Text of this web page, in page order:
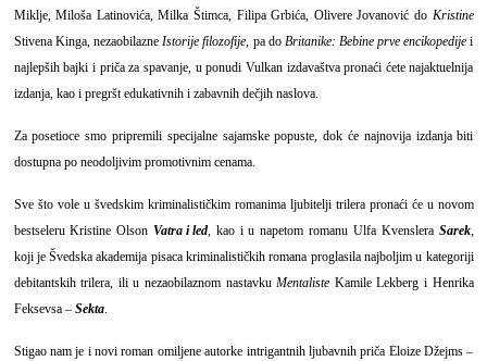
Miklje, Miloša Latinovića, Milka Štimca, Filipa Grbića, Olivere Jovanović do Kristine
Stivena Kinga, nezaobilazneIstorije filozofije, pa do Britanike: Bebine prve encikopedije i
najlepših bajki i priča za spavanje, u ponudi Vulkan izdavaštva pronaći ćete najaktuelnija
izdanja, kao i pregršt edukativnih i zabavnih dečjih naslova.
Za posetioce smo pripremili specijalne sajamske popuste, dok će najnovija izdanja biti
dostupna po neodoljivim promotivnim cenama.
Sve što vole u švedskim kriminalističkim romanima ljubitelji trilera pronaći će u novom
bestseleru Kristine Olson Vatra i led, kao i u napetom romanu Ulfa Kvenslera Sarek,
koji je Švedska akademija pisaca kriminalističkih romana proglasila najboljim u kategoriji
debitantskih trilera, ili u nezaobilaznom nastavkuMentaliste Kamile Lekberg i Henrika
Feksevsa – Sekta.
Stigao nam je i novi roman omiljene autorke intrigantnih ljubavnih priča Eloize Džejms –